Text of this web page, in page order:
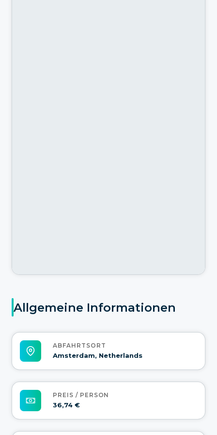
Allgemeine Informationen
ABFAHRTSORT
Amsterdam, Netherlands
PREIS / PERSON
36,74 €